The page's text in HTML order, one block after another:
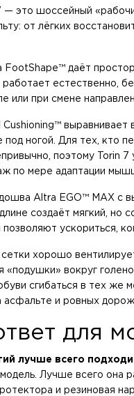
это шоссейный
от лёгких
FootShape™ даёт
естественно,
или при смене
выравнивает
ногой. Для тех, кто
поэтому Torin 7
по мере адаптации
Altra EGO™ MAX с
создаёт мягкий, но
ускориться,
хорошо
вокруг
сгибаться в тех же
асфальте и ровных
для
лучше всего
Лучше всего она
и резиновая